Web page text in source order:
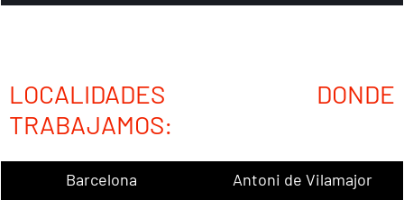
LOCALIDADES DONDE
TRABAJAMOS:
Barcelona
Antoni de Vilamajor